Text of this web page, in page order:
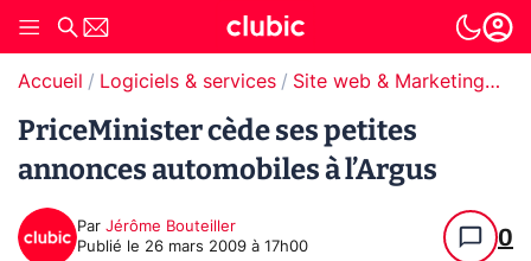
Accueil Logiciels & services Site web & Marketing Digital
PriceMinister cède ses petites
annonces automobiles à l’Argus
Par Jérôme Bouteiller
Publié le 26 mars 2009 à 17h00 0